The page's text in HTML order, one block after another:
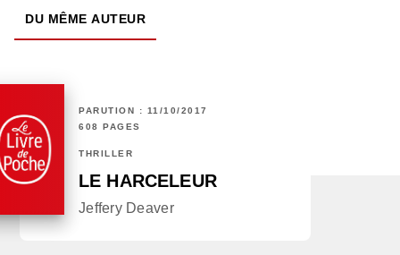
DU MÊME AUTEUR
PARUTION : 11/10/2017
608 PAGES
THRILLER
LE HARCELEUR
Jeffery Deaver